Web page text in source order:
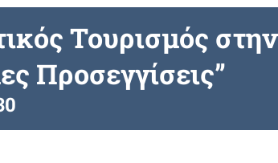
Τουρισμός στην
Προσεγγίσεις”